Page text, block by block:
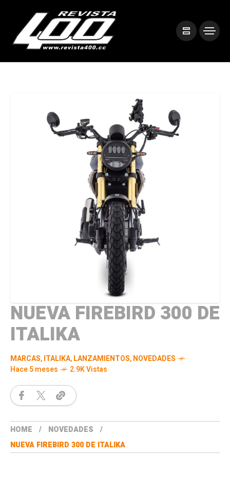
NUEVA FIREBIRD 300 DE
ITALIKA
MARCAS,ITALIKA,LANZAMIENTOS,NOVEDADES
Hace 5 meses
2.9K Vistas
HOME
NOVEDADES
NUEVA FIREBIRD 300 DE ITALIKA